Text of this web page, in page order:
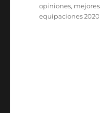
opiniones, mejores
equipaciones 2020